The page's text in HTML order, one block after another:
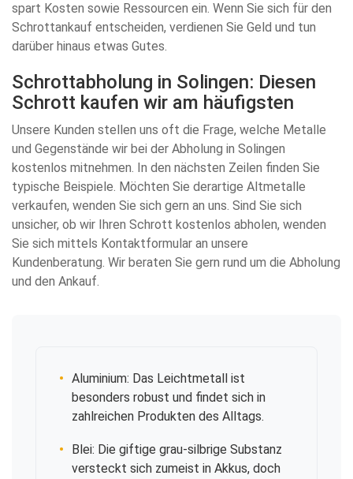
spart Kosten sowie Ressourcen ein. Wenn Sie sich für den
Schrottankauf entscheiden, verdienen Sie Geld und tun
darüber hinaus etwas Gutes.
Schrottabholung in Solingen: Diesen
Schrott kaufen wir am häufigsten
Unsere Kunden stellen uns oft die Frage, welche Metalle
und Gegenstände wir bei der Abholung in Solingen
kostenlos mitnehmen. In den nächsten Zeilen finden Sie
typische Beispiele. Möchten Sie derartige Altmetalle
verkaufen, wenden Sie sich gern an uns. Sind Sie sich
unsicher, ob wir Ihren Schrott kostenlos abholen, wenden
Sie sich mittels Kontaktformular an unsere
Kundenberatung. Wir beraten Sie gern rund um die Abholung
und den Ankauf.
Aluminium: Das Leichtmetall ist
besonders robust und findet sich in
zahlreichen Produkten des Alltags.
Blei: Die giftige grau-silbrige Substanz
versteckt sich zumeist in Akkus, doch